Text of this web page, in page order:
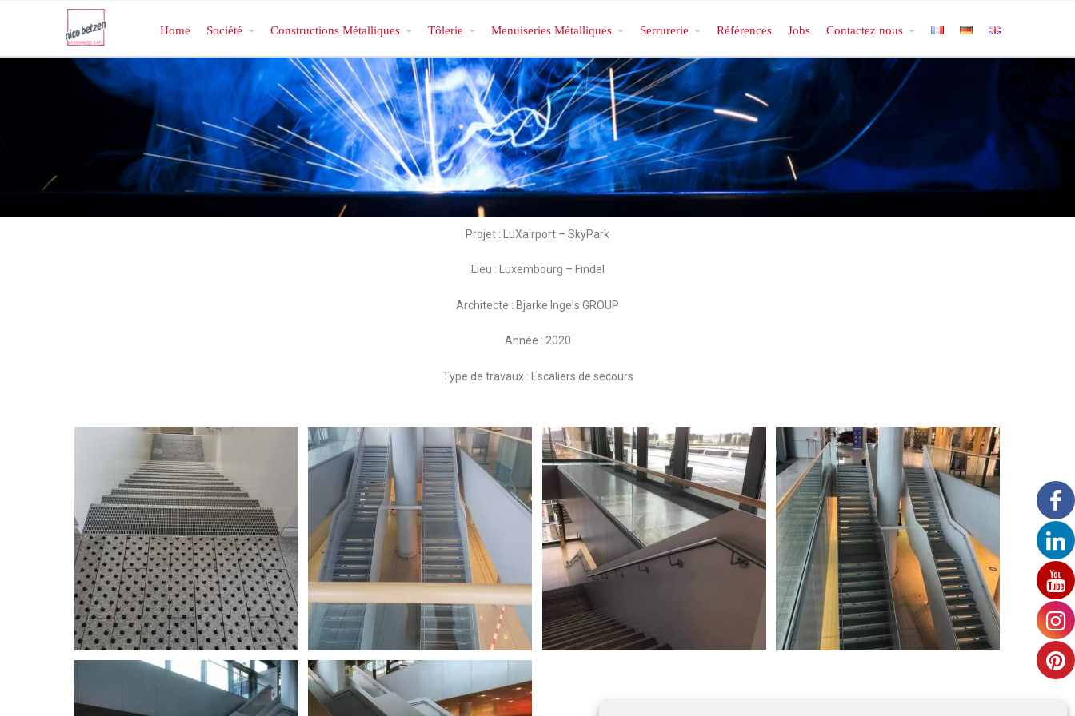
Home Société Constructions Métalliques Tôlerie Menuiseries Métalliques Serrurerie Références Jobs Contactez nous
Projet : LuXairport – SkyPark
Lieu : Luxembourg – Findel
Architecte : Bjarke Ingels GROUP
Année : 2020
Type de travaux : Escaliers de secours
LuxAirport - Escalier de secours LuxAirport - Escalier de secours